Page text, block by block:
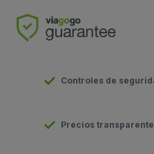
Controles de
Precios